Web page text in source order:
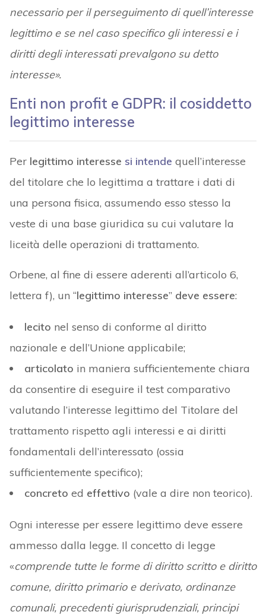
necessario per il perseguimento di quell’interesse
legittimo e se nel caso specifico gli interessi e i
diritti degli interessati prevalgono su detto
interesse».
Enti non profit e GDPR: il cosiddetto
legittimo interesse
Per legittimo interesse si intende quell’interesse
del titolare che lo legittima a trattare i dati di
una persona fisica, assumendo esso stesso la
veste di una base giuridica su cui valutare la
liceità delle operazioni di trattamento.
Orbene, al fine di essere aderenti all’articolo 6,
lettera f), un “legittimo interesse” deve essere:
lecito nel senso di conforme al diritto
nazionale e dell’Unione applicabile;
articolato in maniera sufficientemente chiara
da consentire di eseguire il test comparativo
valutando l’interesse legittimo del Titolare del
trattamento rispetto agli interessi e ai diritti
fondamentali dell’interessato (ossia
sufficientemente specifico);
concreto ed effettivo (vale a dire non teorico).
Ogni interesse per essere legittimo deve essere
ammesso dalla legge. Il concetto di legge
«comprende tutte le forme di diritto scritto e diritto
comune, diritto primario e derivato, ordinanze
comunali, precedenti giurisprudenziali, principi